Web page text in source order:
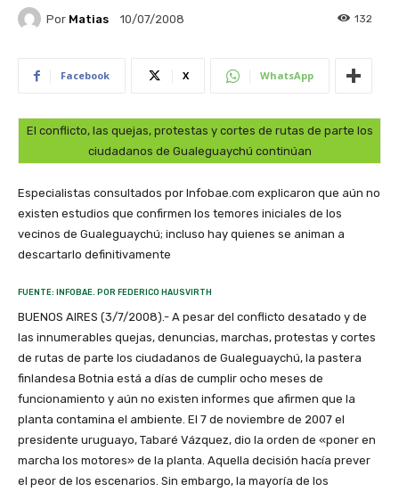
Por Matias 10/07/2008 132
Facebook X WhatsApp
El conflicto, las quejas, protestas y cortes de rutas de parte los
ciudadanos de Gualeguaychú continúan
Especialistas consultados por Infobae.com explicaron que aún no
existen estudios que confirmen los temores iniciales de los
vecinos de Gualeguaychú; incluso hay quienes se animan a
descartarlo definitivamente
FUENTE: INFOBAE. POR FEDERICO HAUSVIRTH
BUENOS AIRES (3/7/2008).- A pesar del conflicto desatado y de
las innumerables quejas, denuncias, marchas, protestas y cortes
de rutas de parte los ciudadanos de Gualeguaychú, la pastera
finlandesa Botnia está a días de cumplir ocho meses de
funcionamiento y aún no existen informes que afirmen que la
planta contamina el ambiente. El 7 de noviembre de 2007 el
presidente uruguayo, Tabaré Vázquez, dio la orden de «poner en
marcha los motores» de la planta. Aquella decisión hacía prever
el peor de los escenarios. Sin embargo, la mayoría de los